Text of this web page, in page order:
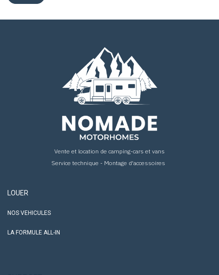
Vente et location de camping-cars et vans
Service technique - Montage d'accessoires
LOUER
NOS VEHICULES
LA FORMULE ALL-IN